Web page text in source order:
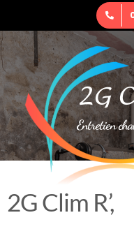
au
contenu
Entretien
2G
Entretien
2G Clim R’,